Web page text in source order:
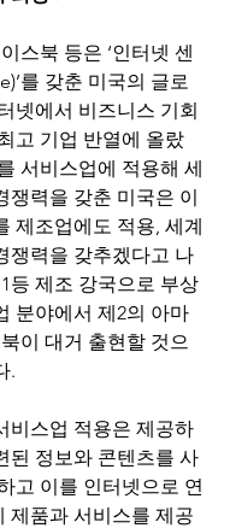
스북 등은 ‘인터넷 센
를 갖춘 미국의 글로
넷에서 비즈니스 기회
고 기업 반열에 올랐
서비스업에 적용해 세
쟁력을 갖춘 미국은 이
제조업에도 적용, 세계
쟁력을 갖추겠다고 나
등 제조 강국으로 부상
분야에서 제2의 아마
이 대거 출현할 것으
.
비스업 적용은 제공하
된 정보와 콘텐츠를 사
고 이를 인터넷으로 연
제품과 서비스를 제공